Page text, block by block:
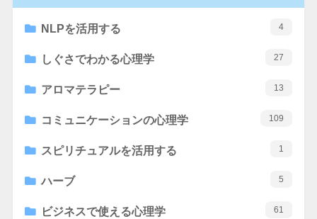
NLPを活用する 4
しぐさでわかる心理学 27
アロマテラピー 13
コミュニケーションの心理学 109
スピリチュアルを活用する 1
ハーブ 5
ビジネスで使える心理学 61